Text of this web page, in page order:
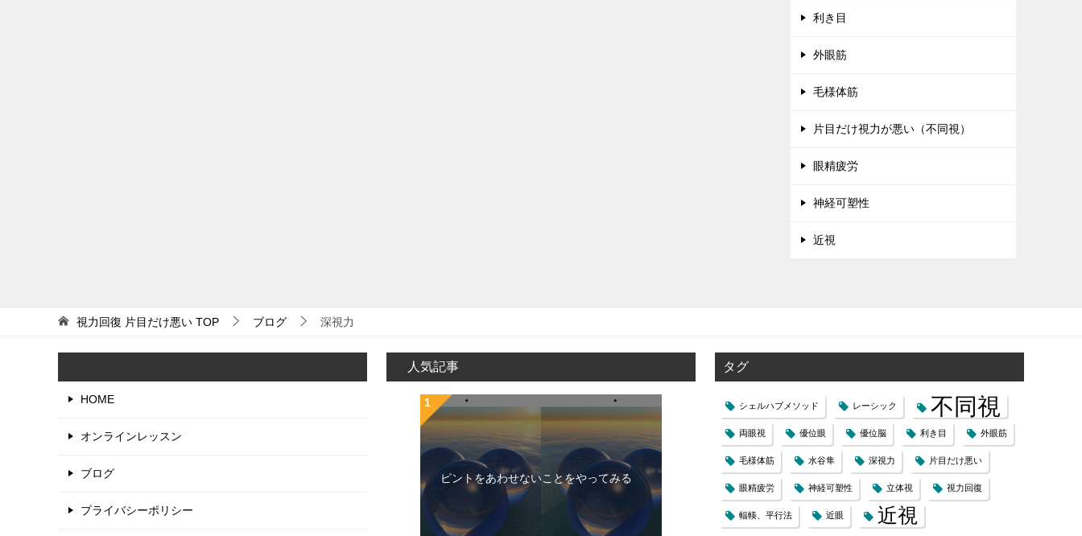
利き目
外眼筋
毛様体筋
片目だけ視力が悪い（不同視）
眼精疲労
神経可塑性
近視
視力回復 片目だけ悪い TOP ブログ 深視力
HOME
オンラインレッスン
ブログ
プライバシーポリシー
人気記事
ピントをあわせないことをやってみる
タグ
シェルハブメソッド レーシック 不同視
両眼視 優位眼 優位脳 利き目 外眼筋
毛様体筋 水谷隼 深視力 片目だけ悪い
眼精疲労 神経可塑性 立体視 視力回復
輻輳、平行法 近眼 近視